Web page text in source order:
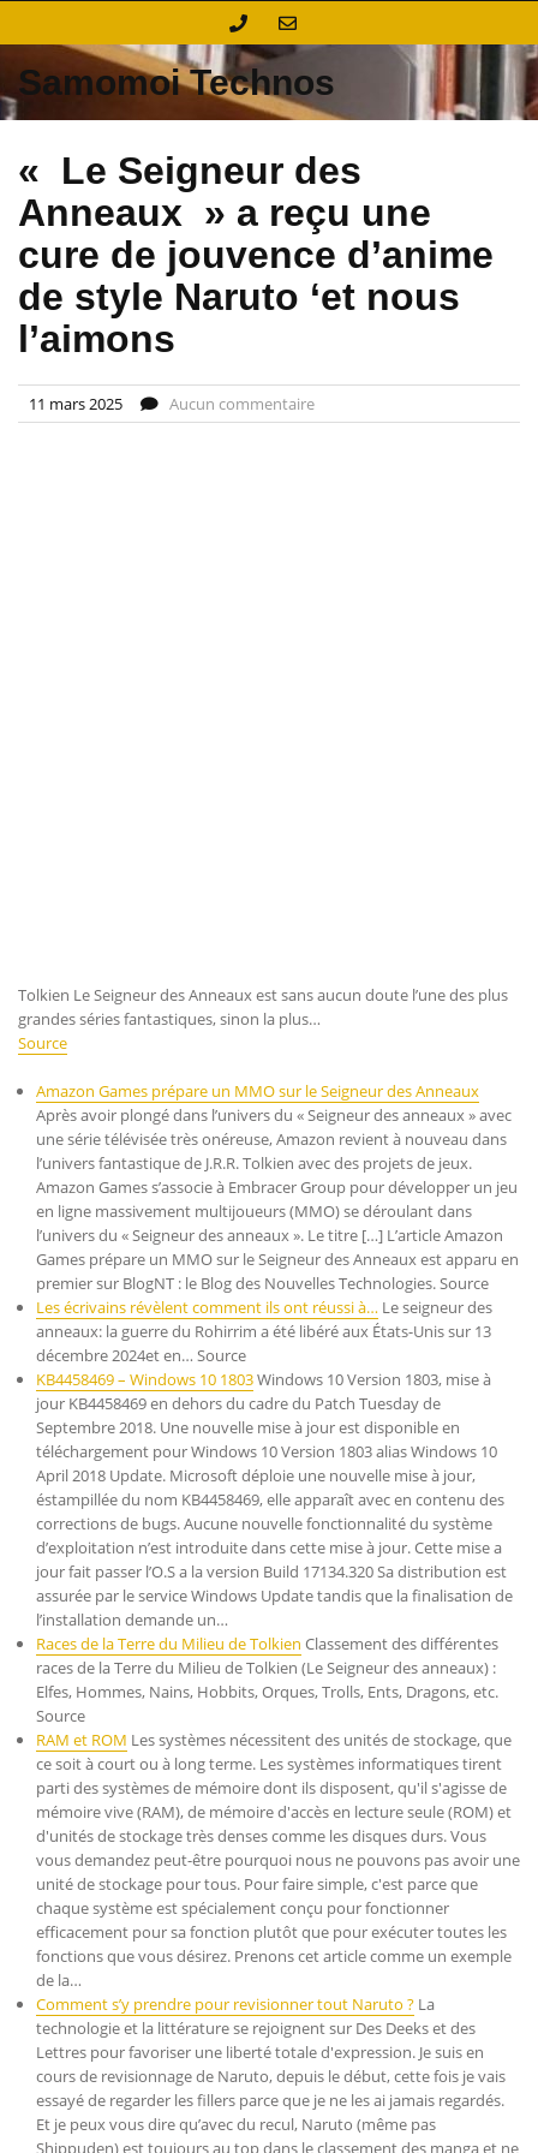
Samomoi Technos
« Le Seigneur des
Anneaux » a reçu une
cure de jouvence d’anime
de style Naruto ‘et nous
l’aimons
11 mars 2025 Aucun commentaire
Tolkien Le Seigneur des Anneaux est sans aucun doute l’une des plus
grandes séries fantastiques, sinon la plus…
Source
Amazon Games prépare un MMO sur le Seigneur des Anneaux
Après avoir plongé dans l’univers du « Seigneur des anneaux » avec
une série télévisée très onéreuse, Amazon revient à nouveau dans
l’univers fantastique de J.R.R. Tolkien avec des projets de jeux.
Amazon Games s’associe à Embracer Group pour développer un jeu
en ligne massivement multijoueurs (MMO) se déroulant dans
l’univers du « Seigneur des anneaux ». Le titre […] L’article Amazon
Games prépare un MMO sur le Seigneur des Anneaux est apparu en
premier sur BlogNT : le Blog des Nouvelles Technologies. Source
Les écrivains révèlent comment ils ont réussi à… Le seigneur des
anneaux: la guerre du Rohirrim a été libéré aux États-Unis sur 13
décembre 2024et en… Source
KB4458469 – Windows 10 1803Windows 10 Version 1803, mise à
jour KB4458469 en dehors du cadre du Patch Tuesday de
Septembre 2018. Une nouvelle mise à jour est disponible en
téléchargement pour Windows 10 Version 1803 alias Windows 10
April 2018 Update. Microsoft déploie une nouvelle mise à jour,
éstampillée du nom KB4458469, elle apparaît avec en contenu des
corrections de bugs. Aucune nouvelle fonctionnalité du système
d’exploitation n’est introduite dans cette mise à jour. Cette mise a
jour fait passer l’O.S a la version Build 17134.320 Sa distribution est
assurée par le service Windows Update tandis que la finalisation de
l’installation demande un…
Races de la Terre du Milieu de Tolkien Classement des différentes
races de la Terre du Milieu de Tolkien (Le Seigneur des anneaux) :
Elfes, Hommes, Nains, Hobbits, Orques, Trolls, Ents, Dragons, etc.
Source
RAM et ROM Les systèmes nécessitent des unités de stockage, que
ce soit à court ou à long terme. Les systèmes informatiques tirent
parti des systèmes de mémoire dont ils disposent, qu'il s'agisse de
mémoire vive (RAM), de mémoire d'accès en lecture seule (ROM) et
d'unités de stockage très denses comme les disques durs. Vous
vous demandez peut-être pourquoi nous ne pouvons pas avoir une
unité de stockage pour tous. Pour faire simple, c'est parce que
chaque système est spécialement conçu pour fonctionner
efficacement pour sa fonction plutôt que pour exécuter toutes les
fonctions que vous désirez. Prenons cet article comme un exemple
de la…
Comment s’y prendre pour revisionner tout Naruto ? La
technologie et la littérature se rejoignent sur Des Deeks et des
Lettres pour favoriser une liberté totale d'expression. Je suis en
cours de revisionnage de Naruto, depuis le début, cette fois je vais
essayé de regarder les fillers parce que je ne les ai jamais regardés.
Et je peux vous dire qu’avec du recul, Naruto (même pas
Shippuden) est toujours au top dans le classement des manga et ne